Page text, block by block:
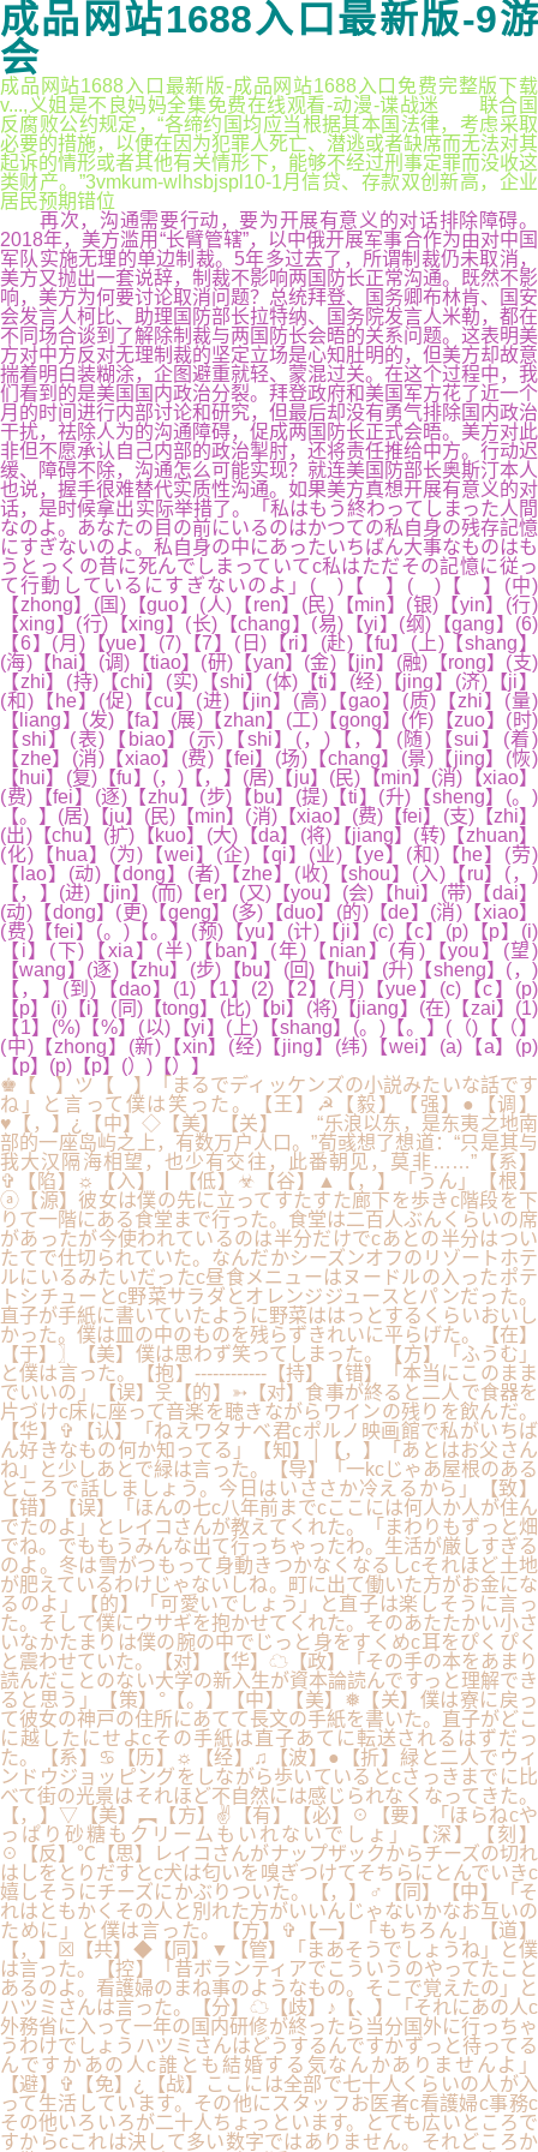
成品网站1688入口最新版-9游
会
成品网站1688入口最新版-成品网站1688入口免费完整版下载
v...,义姐是不良妈妈全集免费在线观看-动漫-谍战迷 联合国
反腐败公约规定，“各缔约国均应当根据其本国法律，考虑采取
必要的措施，以便在因为犯罪人死亡、潜逃或者缺席而无法对其
起诉的情形或者其他有关情形下，能够不经过刑事定罪而没收这
类财产。”3vmkum-wlhsbjspl10-1月信贷、存款双创新高，企业
居民预期错位
再次，沟通需要行动，要为开展有意义的对话排除障碍。
2018年，美方滥用“长臂管辖”，以中俄开展军事合作为由对中国
军队实施无理的单边制裁。5年多过去了，所谓制裁仍未取消，
美方又抛出一套说辞，制裁不影响两国防长正常沟通。既然不影
响，美方为何要讨论取消问题？总统拜登、国务卿布林肯、国安
会发言人柯比、助理国防部长拉特纳、国务院发言人米勒，都在
不同场合谈到了解除制裁与两国防长会晤的关系问题。这表明美
方对中方反对无理制裁的坚定立场是心知肚明的，但美方却故意
揣着明白装糊涂，企图避重就轻、蒙混过关。在这个过程中，我
们看到的是美国国内政治分裂。拜登政府和美国军方花了近一个
月的时间进行内部讨论和研究，但最后却没有勇气排除国内政治
干扰，祛除人为的沟通障碍，促成两国防长正式会晤。美方对此
非但不愿承认自己内部的政治掣肘，还将责任推给中方。行动迟
缓、障碍不除，沟通怎么可能实现？就连美国防部长奥斯汀本人
也说，握手很难替代实质性沟通。如果美方真想开展有意义的对
话，是时候拿出实际举措了。「私はもう終わってしまった人間
なのよ。あなたの目の前にいるのはかつての私自身の残存記憶
にすぎないのよ。私自身の中にあったいちばん大事なものはも
うとっくの昔に死んでしまっていてc私はただその記憶に従っ
て行動しているにすぎないのよ」( )【 】( )【 】(中)
【zhong】(国)【guo】(人)【ren】(民)【min】(银)【yin】(行)
【xing】(行)【xing】(长)【chang】(易)【yi】(纲)【gang】(6)
【6】(月)【yue】(7)【7】(日)【ri】(赴)【fu】(上)【shang】
(海)【hai】(调)【tiao】(研)【yan】(金)【jin】(融)【rong】(支)
【zhi】(持)【chi】(实)【shi】(体)【ti】(经)【jing】(济)【ji】
(和)【he】(促)【cu】(进)【jin】(高)【gao】(质)【zhi】(量)
【liang】(发)【fa】(展)【zhan】(工)【gong】(作)【zuo】(时)
【shi】(表)【biao】(示)【shi】(，)【，】(随)【sui】(着)
【zhe】(消)【xiao】(费)【fei】(场)【chang】(景)【jing】(恢)
【hui】(复)【fu】(，)【，】(居)【ju】(民)【min】(消)【xiao】
(费)【fei】(逐)【zhu】(步)【bu】(提)【ti】(升)【sheng】(。)
【。】(居)【ju】(民)【min】(消)【xiao】(费)【fei】(支)【zhi】
(出)【chu】(扩)【kuo】(大)【da】(将)【jiang】(转)【zhuan】
(化)【hua】(为)【wei】(企)【qi】(业)【ye】(和)【he】(劳)
【lao】(动)【dong】(者)【zhe】(收)【shou】(入)【ru】(，)
【，】(进)【jin】(而)【er】(又)【you】(会)【hui】(带)【dai】
(动)【dong】(更)【geng】(多)【duo】(的)【de】(消)【xiao】
(费)【fei】(。)【。】(预)【yu】(计)【ji】(c)【c】(p)【p】(i)
【i】(下)【xia】(半)【ban】(年)【nian】(有)【you】(望)
【wang】(逐)【zhu】(步)【bu】(回)【hui】(升)【sheng】(，)
【，】(到)【dao】(1)【1】(2)【2】(月)【yue】(c)【c】(p)
【p】(i)【i】(同)【tong】(比)【bi】(将)【jiang】(在)【zai】(1)
【1】(%)【%】(以)【yi】(上)【shang】(。)【。】(（)【（】
(中)【zhong】(新)【xin】(经)【jing】(纬)【wei】(a)【a】(p)
【p】(p)【p】(）)【）】
♚【 】ツ【 】「まるでディッケンズの小説みたいな話です
ね」と言って僕は笑った。【王】☭【毅】【强】●【调】
♥【，】¿【中】◇【美】【关】 “乐浪以东，是东夷之地南
部的一座岛屿之上，有数万户人口。”荀彧想了想道：“只是其与
我大汉隔海相望，也少有交往，此番朝见，莫非……”【系】
✞【陷】☼【入】┃【低】☣【谷】▲【，】「うん」【根】
ⓐ【源】彼女は僕の先に立ってすたすた廊下を歩きc階段を下
りて一階にある食堂まで行った。食堂は二百人ぶんくらいの席
があったが今使われているのは半分だけでcあとの半分はつい
たてで仕切られていた。なんだかシーズンオフのリゾートホテ
ルにいるみたいだったc昼食メニューはヌードルの入ったポテ
トシチューとc野菜サラダとオレンジジュースとパンだった。
直子が手紙に書いていたように野菜ははっとするくらいおいし
かった。僕は皿の中のものを残らずきれいに平らげた。【在】
【于】〗【美】僕は思わず笑ってしまった。【方】「ふうむ」
と僕は言った。【抱】------------【持】【错】「本当にこのまま
でいいの」【误】웃【的】➳【对】食事が終ると二人で食器を
片づけc床に座って音楽を聴きながらワインの残りを飲んだ。
【华】✞【认】「ねえワタナベ君cポルノ映画館で私がいちば
ん好きなもの何か知ってる」【知】│【，】「あとはお父さん
ね」と少しあとで緑は言った。【导】「一kcじゃあ屋根のある
ところで話しましょう。今日はいささか冷えるから」【致】
【错】【误】「ほんの七c八年前までcここには何人か人が住ん
でたのよ」とレイコさんが教えてくれた。「まわりもずっと畑
でね。でももうみんな出て行っちゃったわ。生活が厳しすぎる
のよ。冬は雪がつもって身動きつかなくなるしcそれほど土地
が肥えているわけじゃないしね。町に出て働いた方がお金にな
るのよ」【的】「可愛いでしょう」と直子は楽しそうに言っ
た。そして僕にウサギを抱かせてくれた。そのあたたかい小さ
いなかたまりは僕の腕の中でじっと身をすくめc耳をぴくぴく
と震わせていた。【对】【华】☁【政】「その手の本をあまり
読んだことのない大学の新入生が資本論読んですっと理解でき
ると思う」【策】°【。】【中】【美】❅【关】僕は寮に戻っ
て彼女の神戸の住所にあてて長文の手紙を書いた。直子がどこ
に越したにせよcその手紙は直子あてに転送されるはずだっ
た。【系】♋【历】☼【经】♫【波】●【折】緑と二人でウィ
ンドウジョッピングをしながら歩いているとcさっきまでに比
べて街の光景はそれほど不自然には感じられなくなってきた。
【，】▽【美】︻【方】✌【有】【必】☉【要】「ほらねcや
っぱり砂糖もクリームもいれないでしょ」【深】【刻】
☉【反】℃【思】レイコさんがナップザックからチーズの切れ
はしをとりだすとc犬は匂いを嗅ぎつけてそちらにとんでいきc
嬉しそうにチーズにかぶりついた。【，】♂【同】【中】「そ
れはともかくその人と別れた方がいいんじゃないかなお互いの
ために」と僕は言った。【方】✞【一】「もちろん」【道】
【，】☒【共】◆【同】▼【管】「まあそうでしょうね」と僕
は言った。【控】「昔ボランティアでこういうのやってたこと
あるのよ。看護婦のまね事のようなもの。そこで覚えたの」と
ハツミさんは言った。【分】☁【歧】♪【、】「それにあの人c
外務省に入って一年の国内研修が終ったら当分国外に行っちゃ
うわけでしょうハツミさんはどうするんですかずっと待ってる
んですかあの人c誰とも結婚する気なんかありませんよ」
【避】✞【免】¿【战】ここには全部で七十人くらいの人が入
って生活しています。その他にスタッフお医者c看護婦c事務c
その他いろいろが二十人ちょっといます。とても広いところで
すからcこれは決して多い数字ではありません。それどころか